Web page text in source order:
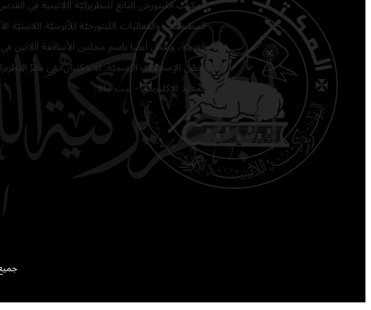
المكتب الليتورجي التابع للبطريركيّة اللاتينية في
المطبوعات والفعاليات الليتورجيّة للأبرشيّة اللاتينيّة
العربيّة، ويعمل أيضًا باسم مجلس الأساقفة اللاتين في
يخصّ الإصدارات الرسميّة. له مكتبان: في مقرّ
المعهد الإكليريكي - بيت جالا.